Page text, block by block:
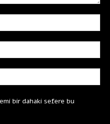
bir dahaki sefere bu